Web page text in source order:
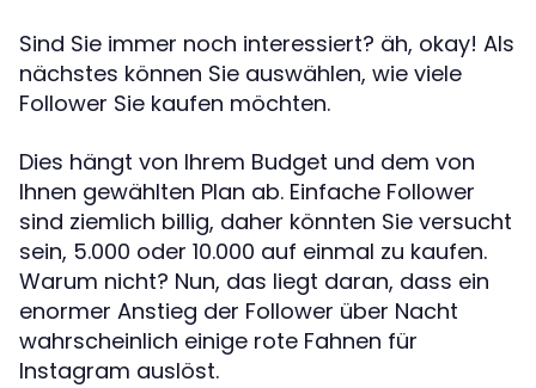
Sind Sie immer noch interessiert? äh, okay! Als
nächstes können Sie auswählen, wie viele
Follower Sie kaufen möchten.
Dies hängt von Ihrem Budget und dem von
Ihnen gewählten Plan ab. Einfache Follower
sind ziemlich billig, daher könnten Sie versucht
sein, 5.000 oder 10.000 auf einmal zu kaufen.
Warum nicht? Nun, das liegt daran, dass ein
enormer Anstieg der Follower über Nacht
wahrscheinlich einige rote Fahnen für
Instagram auslöst.